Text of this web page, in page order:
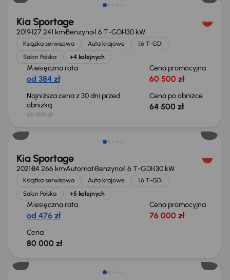
Kia Sportage
2019127 241 kmBenzyna1.6 T-GDI130 kW
Książka serwisowa Auta krajowe
1.6 T-GDI
Salon Polska
+4 kolejnych
Miesięczna rata
od 384 zł
Cena promocyjna
60 500 zł
Najniższa cena z 30 dni przed
obniżką
65 000 zł
Cena po obniżce
64 500 zł
Kia Sportage
202184 266 kmAutomatBenzyna1.6 T-GDI130 kW
Książka serwisowa Auta krajowe
1.6 T-GDI
Salon Polska
+5 kolejnych
Miesięczna rata
od 476 zł
Cena promocyjna
76 000 zł
Cena
80 000 zł
Możliwość odliczenia VAT